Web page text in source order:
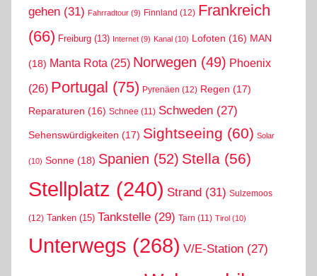
gehen (31) Fahrradtour (9) Finnland (12) Frankreich
(66) Freiburg (13) Internet (9) Kanal (10) Lofoten (16) MAN
(18) Manta Rota (25) Norwegen (49) Phoenix
(26) Portugal (75) Pyrenäen (12) Regen (17)
Reparaturen (16) Schnee (11) Schweden (27)
Sehenswürdigkeiten (17) Sightseeing (60) Solar
(10) Sonne (18) Spanien (52) Stella (56)
Stellplatz (240) Strand (31) Sulzemoos
(12) Tanken (15) Tankstelle (29) Tarn (11) Tirol (10)
Unterwegs (268) V/E-Station (27)